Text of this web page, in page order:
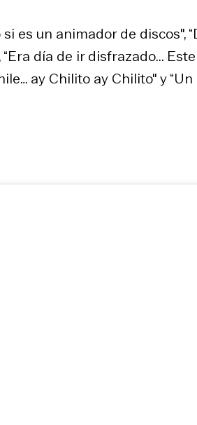
es un animador de discos",
día de ir disfrazado...
ay Chilito ay Chilito" y